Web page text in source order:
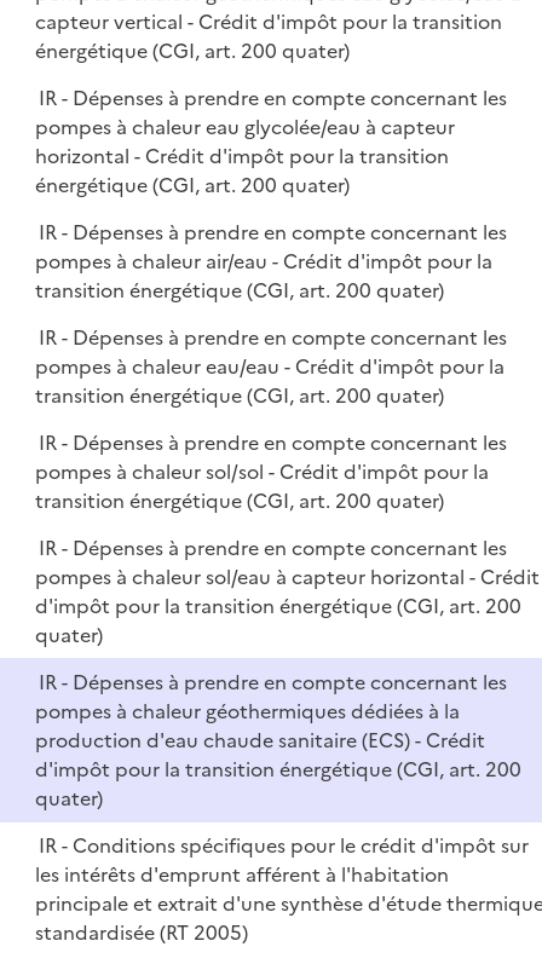
capteur vertical - Crédit d'impôt pour la transition
énergétique (CGI, art. 200 quater)
IR - Dépenses à prendre en compte concernant les
pompes à chaleur eau glycolée/eau à capteur
horizontal - Crédit d'impôt pour la transition
énergétique (CGI, art. 200 quater)
IR - Dépenses à prendre en compte concernant les
pompes à chaleur air/eau - Crédit d'impôt pour la
transition énergétique (CGI, art. 200 quater)
IR - Dépenses à prendre en compte concernant les
pompes à chaleur eau/eau - Crédit d'impôt pour la
transition énergétique (CGI, art. 200 quater)
IR - Dépenses à prendre en compte concernant les
pompes à chaleur sol/sol - Crédit d'impôt pour la
transition énergétique (CGI, art. 200 quater)
IR - Dépenses à prendre en compte concernant les
pompes à chaleur sol/eau à capteur horizontal - Crédit
d'impôt pour la transition énergétique (CGI, art. 200
quater)
IR - Dépenses à prendre en compte concernant les
pompes à chaleur géothermiques dédiées à la
production d'eau chaude sanitaire (ECS) - Crédit
d'impôt pour la transition énergétique (CGI, art. 200
quater)
IR - Conditions spécifiques pour le crédit d'impôt sur
les intérêts d'emprunt afférent à l'habitation
principale et extrait d'une synthèse d'étude
standardisée (RT 2005)